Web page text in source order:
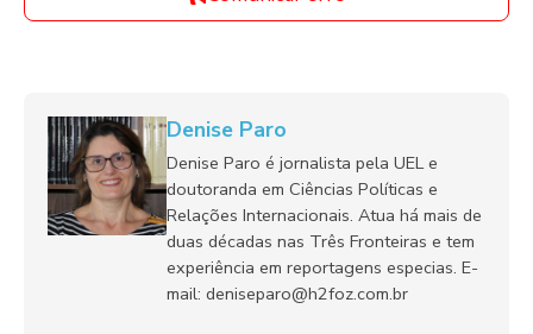
Denise Paro
Denise Paro é jornalista pela UEL e
doutoranda em Ciências Políticas e
Relações Internacionais. Atua há mais de
duas décadas nas Três Fronteiras e tem
experiência em reportagens especias. E-
mail: deniseparo@h2foz.com.br